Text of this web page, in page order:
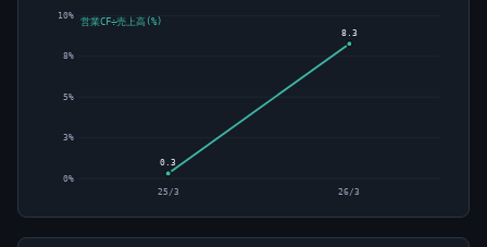
0%
3%
5%
8%
10%
0.3
25/3
8.3
26/3
営業CF÷売上高(%)